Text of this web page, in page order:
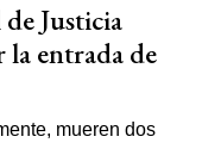
Justicia
entrada de